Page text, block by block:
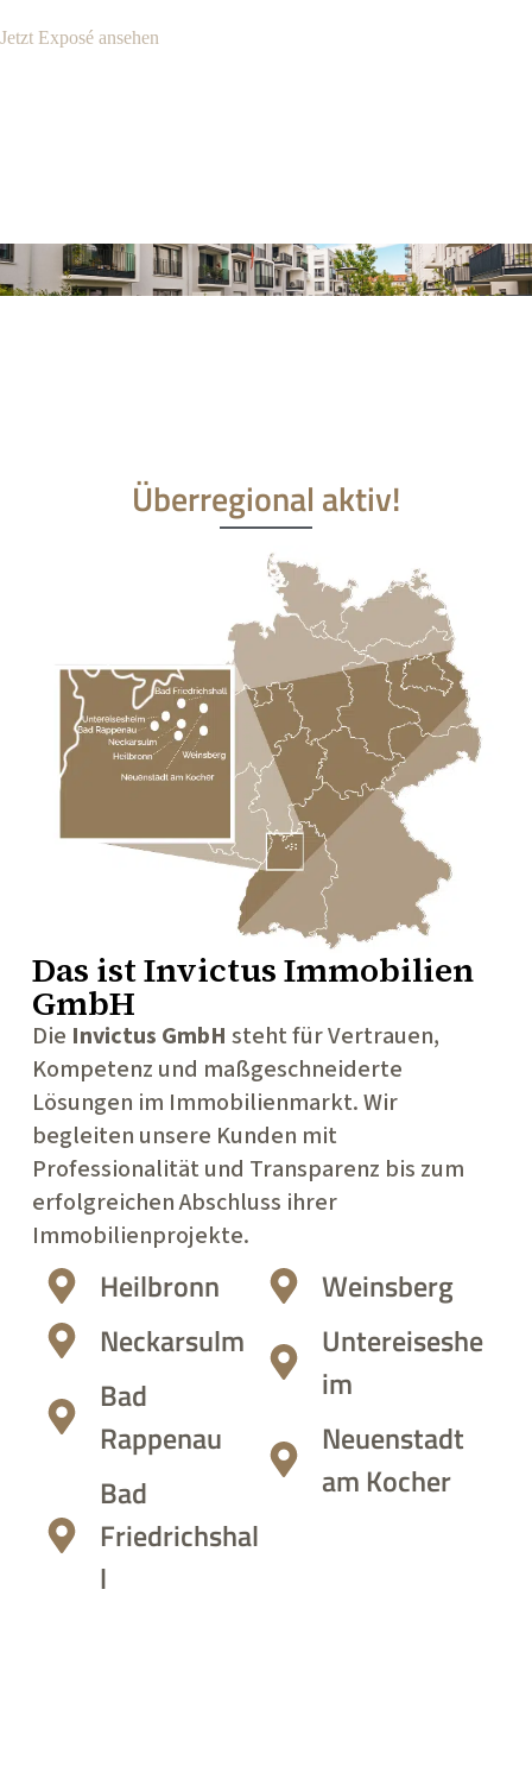
Jetzt Exposé ansehen
Überregional aktiv!
Das istInvictus Immobilien
GmbH
Die Invictus GmbH steht für Vertrauen,
Kompetenz und maßgeschneiderte
Lösungen im Immobilienmarkt. Wir
begleiten unsere Kunden mit
Professionalität und Transparenz bis zum
erfolgreichen Abschluss ihrer
Immobilienprojekte.
Heilbronn
Neckarsulm
Bad
Rappenau
Bad
Friedrichshal
l
Weinsberg
Untereiseshe
im
Neuenstadt
am Kocher